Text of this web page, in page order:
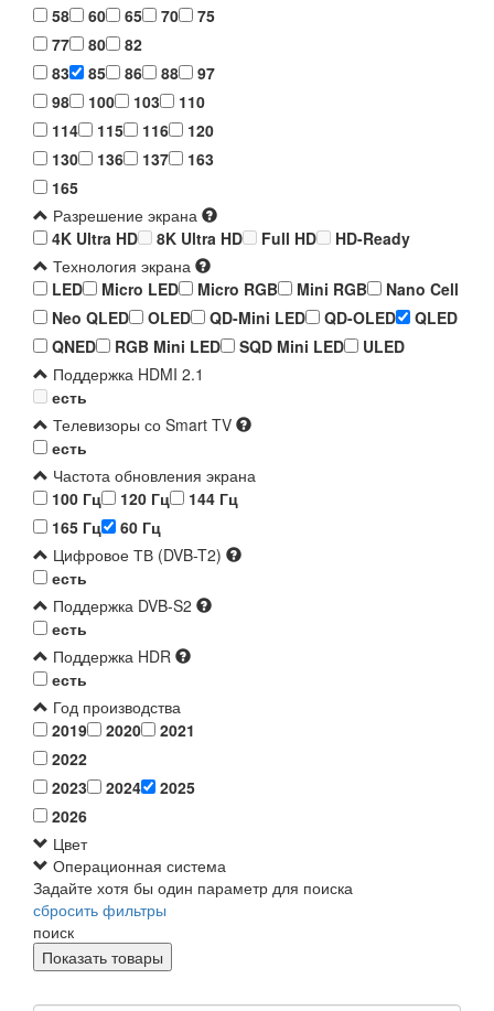
58
60 65 70
75
77
80
82
83
85 86 88
97
98
100 103
110
114
115 116
120
130
136 137
163
165
Разрешение экрана
4K Ultra HD
8K Ultra HD Full HD
HD-Ready
Технология экрана
LED
Micro LED Micro RGB Mini RGB
Nano Cell
Neo QLED
OLED QD-Mini LED QD-OLED
QLED
QNED
RGB Mini LED SQD Mini LED
ULED
Поддержка HDMI 2.1
есть
Телевизоры со Smart TV
есть
Частота обновления экрана
100 Гц
120 Гц
144 Гц
165 Гц
60 Гц
Цифровое ТВ (DVB-T2)
есть
Поддержка DVB-S2
есть
Поддержка HDR
есть
Год производства
2019
2020
2021
2022
2023
2024
2025
2026
Цвет
Операционная система
Задайте хотя бы один параметр для поиска
сбросить фильтры
поиск